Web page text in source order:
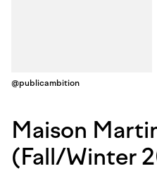
@publicambition
Maison
(Fall/Winter